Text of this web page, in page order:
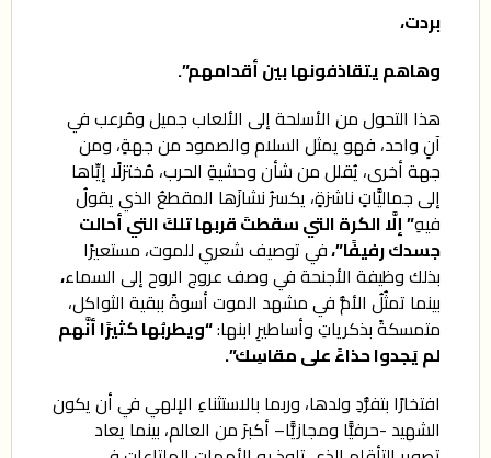
بردت،
وهاهم يتقاذفونها بين أقدامهم”.
هذا التحول من الأسلحة إلى الألعاب جميل ومُرعب في
آنٍ واحد، فهو يمثل السلام والصمود من جهةٍ، ومن
جهة أخرى، يُقلل من شأن وحشيةِ الحرب، مُختزلًا إيِّاها
إلى جماليَّاتٍ ناشزةٍ، يكسرُ نشازَها المقطعُ الذي يقولُ
فيهِ” إلَّا الكرة التي سقطتَ قربها تلكَ التي أحالت
جسدك رفيفًا”،في توصيف شعري للموت، مستعيرًا
بذلك وظيفة الأجنحة في وصف عروج الروح إلى السماء،
بينما تمثُلُ الأمُّ في مشهد الموت أسوةً ببقية الثواكل،
متمسكةً بذكرياتِ وأساطيرِ ابنها:“ويطربُها كثيرًا أنَّهم
لم يَجدوا حذاءً على مقاسِك”.
افتخارًا بتفرُّدِ ولدها، وربما بالاستثناءِ الإلهي في أن يكون
الشهيد -حرفيًّا ومجازيًّا– أكبرَ من العالم، بينما يعاد